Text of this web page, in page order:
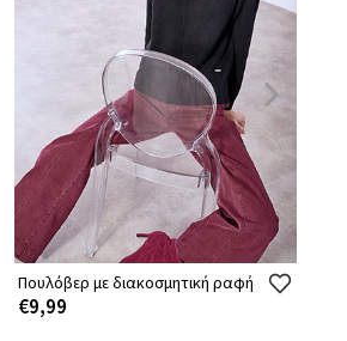
Πουλόβερ με διακοσμητική ραφή
€9,99